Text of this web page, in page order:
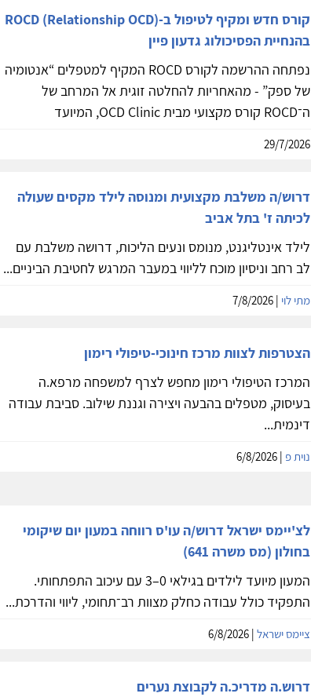
קורס חדש ומקיף לטיפול ב-ROCD (Relationship OCD)
בהנחיית הפסיכולוג גדעון פיין
נפתחה ההרשמה לקורס ROCD המקיף למטפלים “אנטומיה
של ספק” - מהאחריות להחלטה זוגית אל המרחב של
ה־ROCD קורס מקצועי מבית OCD Clinic, המיועד
29/7/2026
דרוש/ה משלבת מקצועית ומנוסה לילד מקסים שעולה
לכיתה ז' בתל אביב
לילד אינטליגנט, מנומס ונעים הליכות, דרושה משלבת עם
לב רחב וניסיון מוכח לליווי במעבר המרגש לחטיבת הביניים...
מתי לוי
הצטרפות לצוות מרכז חינוכי-טיפולי רימון
המרכז הטיפולי רימון מחפש לצרף למשפחה מרפא.ה
בעיסוק, מטפלים בהבעה ויצירה וגננת שילוב. סביבת עבודה
דינמית...
נוית פ
לצ'יימס ישראל דרוש/ה עו'ס רווחה במעון יום שיקומי
בחולון (מס משרה 641)
המעון מיועד לילדים בגילאי 0–3 עם עיכוב התפתחותי.
התפקיד כולל עבודה כחלק מצוות רב־תחומי, ליווי והדרכת...
ציימס ישראל| 6/8/2026
דרוש.ה מדריכ.ה לקבוצת נערים